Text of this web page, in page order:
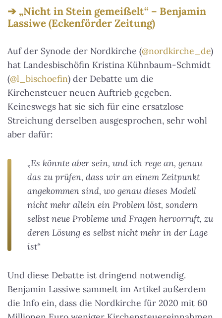
„Nicht in Stein gemeißelt“ – Benjamin
Lassiwe (Eckenförder Zeitung)
Auf der Synode der Nordkirche (@nordkirche_de)
hat Landesbischöfin Kristina Kühnbaum-Schmidt
(@l_bischoefin) der Debatte um die
Kirchensteuer neuen Auftrieb gegeben.
Keineswegs hat sie sich für eine ersatzlose
Streichung derselben ausgesprochen, sehr wohl
aber dafür:
„Es könnte aber sein, und ich rege an, genau
das zu prüfen, dass wir an einem Zeitpunkt
angekommen sind, wo genau dieses Modell
nicht mehr allein ein Problem löst, sondern
selbst neue Probleme und Fragen hervorruft, zu
deren Lösung es selbst nicht mehr in der Lage
ist“
Und diese Debatte ist dringend notwendig.
Benjamin Lassiwe sammelt im Artikel außerdem
die Info ein, dass die Nordkirche für 2020 mit 60